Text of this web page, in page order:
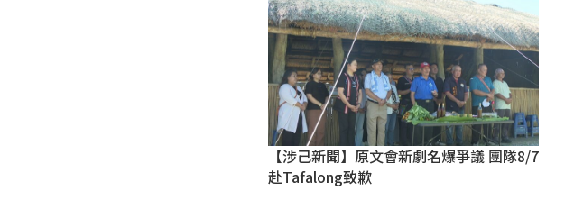
【涉己新聞】原文會新劇名爆爭議 團隊8/7
赴Tafalong致歉